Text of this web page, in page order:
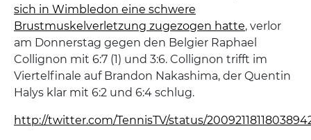
sich in Wimbledon eine schwere
Brustmuskelverletzung zugezogen hatte, verlor
am Donnerstag gegen den Belgier Raphael
Collignon mit 6:7 (1) und 3:6. Collignon trifft im
Viertelfinale auf Brandon Nakashima, der Quentin
Halys klar mit 6:2 und 6:4 schlug.
http://twitter.com/TennisTV/status/